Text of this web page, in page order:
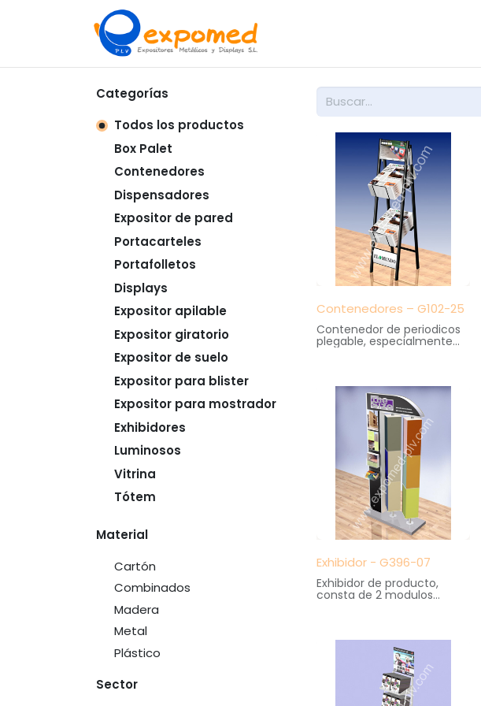
Categorías
Todos los productos
Box Palet
Contenedores
Dispensadores
Expositor de pared
Portacarteles
Portafolletos
Displays
Expositor apilable
Expositor giratorio
Expositor de suelo
Expositor para blister
Expositor para mostrador
Exhibidores
Luminosos
Vitrina
Tótem
Material
Cartón
Combinados
Madera
Metal
Plástico
Sector
Contenedores – G102-25
Contenedor de periodicos
plegable, especialmente
practico para kioscos y
intercambiables
Medidas: 36 cm. ancho X
47 cm. fondo X 139 cm.
Exhibidor - G396-07
Exhibidor de producto,
consta de 2 modulos
40 cm. fondo X 200 cm.